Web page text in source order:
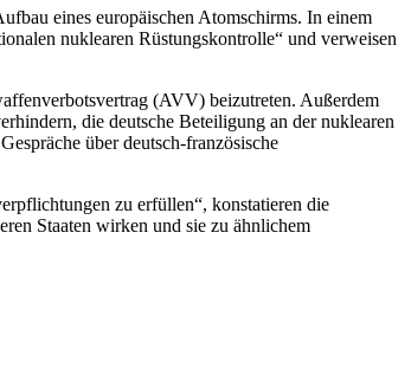
eines europäischen Atomschirms. In einem
nuklearen Rüstungskontrolle“ und verweisen
(AVV) beizutreten. Außerdem
die deutsche Beteiligung an der nuklearen
über deutsch-französische
zu erfüllen“, konstatieren die
Staaten wirken und sie zu ähnlichem